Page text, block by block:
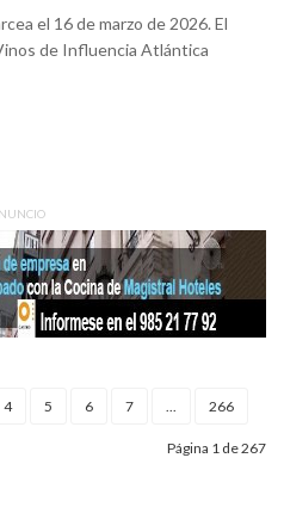
el 16 de marzo de 2026. El
de Influencia Atlántica
4 5 6 7 266
Página 1 de 267